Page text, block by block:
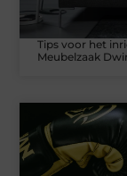
Tips voor het
Meubelzaak